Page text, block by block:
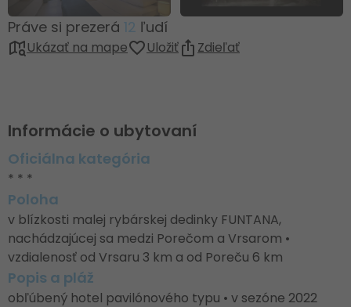
Práve si prezerá 12 ľudí
Ukázať na mape Uložiť Zdieľať
Informácie o ubytovaní
Oficiálna kategória
* * *
Poloha
v blízkosti malej rybárskej dedinky FUNTANA,
nachádzajúcej sa medzi Porečom a Vrsarom •
vzdialenosť od Vrsaru 3 km a od Poreču 6 km
Popis a pláž
obľúbený hotel pavilónového typu • v sezóne 2022